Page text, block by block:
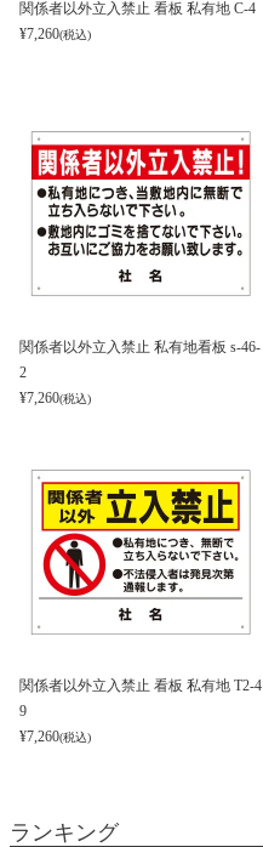
関係者以外立入禁止 看板 私有地 C-4
¥7,260(税込)
関係者以外立入禁止 私有地看板 s-46-
2
¥7,260(税込)
関係者以外立入禁止 看板 私有地 T2-4
9
¥7,260(税込)
ランキング